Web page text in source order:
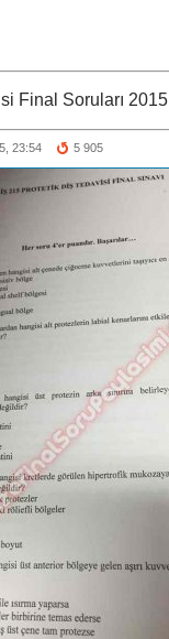
Final Soruları 2015
23:54 5 905